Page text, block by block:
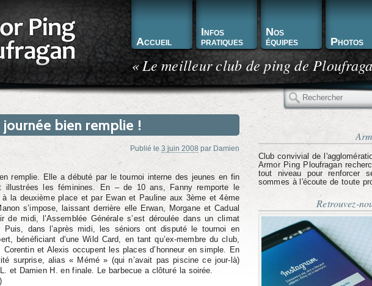
« Le meilleur club de ping de
Accueil
Infos
pratiques
Nos
équipes
Photos
Rechercher
journée bien remplie !
Publié le 3 juin 2008 par Damien
remplie. Elle a débuté par le tournoi interne des jeunes en fin
illustrées les féminines. En – de 10 ans, Fanny remporte le
la deuxième place et par Ewan et Pauline aux 3ème et 4ème
s’impose, laissant derrière elle Erwan, Morgane et Cadual
de midi, l’Assemblée Générale s’est déroulée dans un climat
dans l’après midi, les séniors ont disputé le tournoi en
bénéficiant d’une Wild Card, en tant qu’ex-membre du club,
et Alexis occupent les places d’honneur en simple. En
surprise, alias « Mémé » (qui n’avait pas piscine ce jour-là)
et Damien H. en finale. Le barbecue a clôturé la soirée.
Club convivial de
Armor Ping Ploufragan
tout niveau pour renforcer
sommes à l'écoute de toute
Retrouvez-